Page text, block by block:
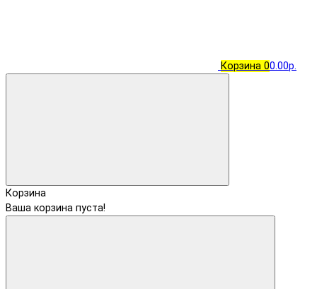
Корзина 00.00р.
Корзина
Ваша корзина пуста!